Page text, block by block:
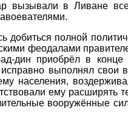
вызывали в Ливане
добиться полной
феодалами
дин приобрёл в
выполнял свои
населения,
ему расширять
вооружённые